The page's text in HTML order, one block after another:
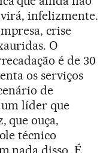
virá, infelizmente.
crise
O
é de 30
os serviços
de
um líder que
que ouça,
técnico
nada disso. É